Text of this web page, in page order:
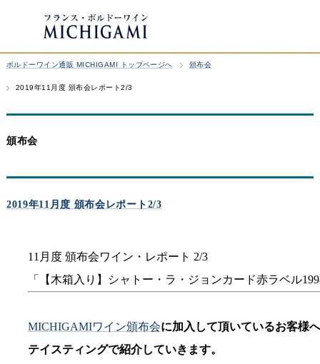
ボルドーワイン通販 MICHIGAMI トップページへ 頒布会
2019年11月度 頒布会レポート2/3
頒布会
2019年11月度 頒布会レポート2/3
11月度 頒布会ワイン・レポート 2/3
「【木箱入り】シャトー・ラ・ジョンカード赤ラベル
MICHIGAMIワイン頒布会に加入して頂いているお客様
テイスティングで紹介していきます。